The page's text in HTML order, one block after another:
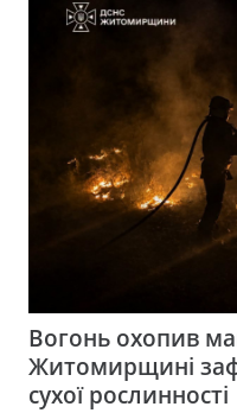
Вогонь охопив
Житомирщині
сухої рослинності